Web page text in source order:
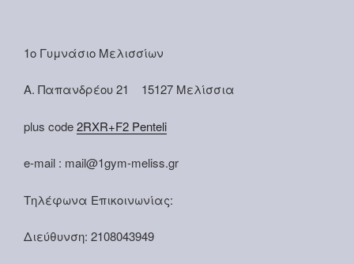
1ο Γυμνάσιο Μελισσίων
Α. Παπανδρέου 21 15127 Μελίσσια
plus code2RXR+F2 Penteli
e-mail : mail@1gym-meliss.gr
Τηλέφωνα Επικοινωνίας:
Διεύθυνση: 2108043949